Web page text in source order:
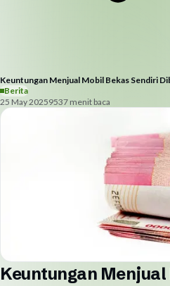
Keuntungan Menjual Mobil Bekas Sendiri
Berita
25 May 20259537 menit baca
Keuntungan